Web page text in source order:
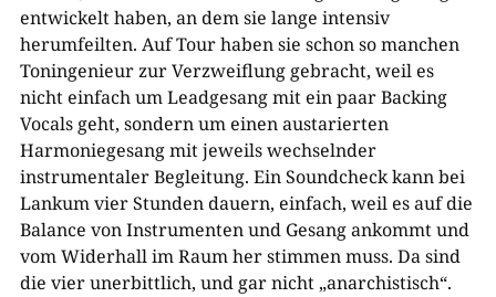
entwickelt haben, an dem sie lange intensiv
herumfeilten. Auf Tour haben sie schon so manchen
Toningenieur zur Verzweiflung gebracht, weil es
nicht einfach um Leadgesang mit ein paar Backing
Vocals geht, sondern um einen austarierten
Harmoniegesang mit jeweils wechselnder
instrumentaler Begleitung. Ein Soundcheck kann bei
Lankum vier Stunden dauern, einfach, weil es auf die
Balance von Instrumenten und Gesang ankommt und
vom Widerhall im Raum her stimmen muss. Da sind
die vier unerbittlich, und gar nicht „anarchistisch“.